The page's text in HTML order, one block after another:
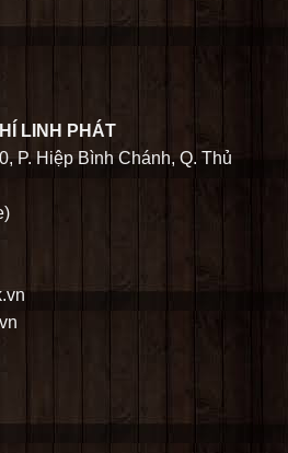
LINH PHÁT
P. Hiệp Bình Chánh, Q. Thủ